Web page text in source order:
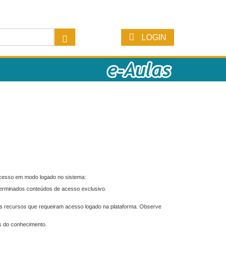
LOGIN
em modo logado no sistema:
conteúdos de acesso exclusivo.
recursos que requeiram acesso logado na plataforma. Observe
conhecimento.